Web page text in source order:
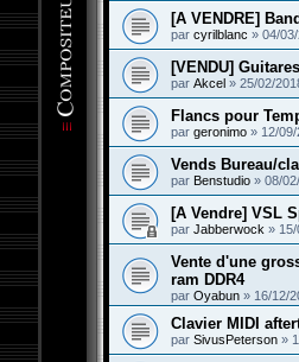
[A VENDRE]
par cyrilblanc » 04/
[VENDU]
par Akcel » 25/02/
Flancs pour
par geronimo » 12/
Vends Bureau/
par Benstudio » 08/
[A Vendre] VSL
par Jabberwock »
Vente d'une
ram DDR4
par Oyabun » 16/12/
Clavier MIDI
par SivusPeterson »